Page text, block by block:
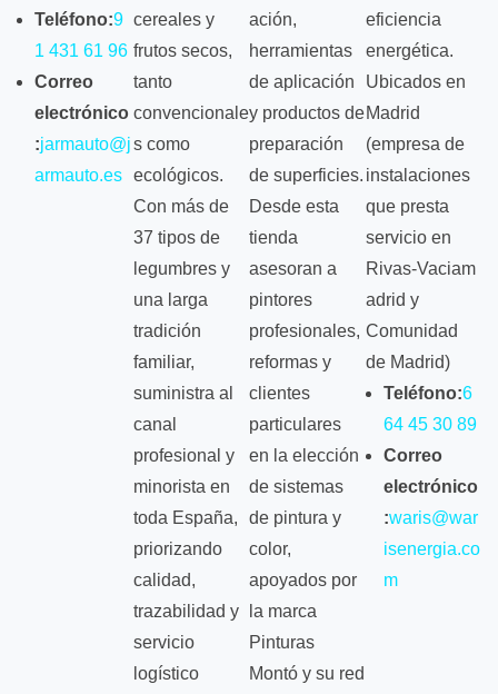
Teléfono:9
1 431 61 96
Correo
electrónico
:jarmauto@j
armauto.es
cereales y
frutos secos,
tanto
convencionale
s como
ecológicos.
Con más de
37 tipos de
legumbres y
una larga
tradición
familiar,
suministra al
canal
profesional y
minorista en
toda España,
priorizando
calidad,
trazabilidad y
servicio
logístico
ación,
herramientas
de aplicación
y productos de
preparación
de superficies.
Desde esta
tienda
asesoran a
pintores
profesionales,
reformas y
clientes
particulares
en la elección
de sistemas
de pintura y
color,
apoyados por
la marca
Pinturas
Montó y su red
eficiencia
energética.
Ubicados en
Madrid
(empresa de
instalaciones
que presta
servicio en
Rivas‑Vaciam
adrid y
Comunidad
de Madrid)
Teléfono:6
64 45 30 89
Correo
electrónico
:waris@war
isenergia.co
m